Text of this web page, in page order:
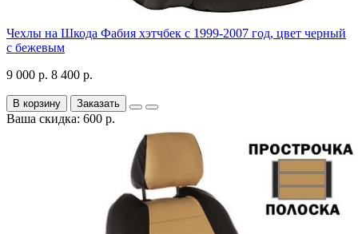
Чехлы на Шкода Фабия хэтчбек с 1999-2007 год, цвет черный
с бежевым
9 000 р. 8 400 р.
В корзину Заказать
Ваша скидка: 600 р.